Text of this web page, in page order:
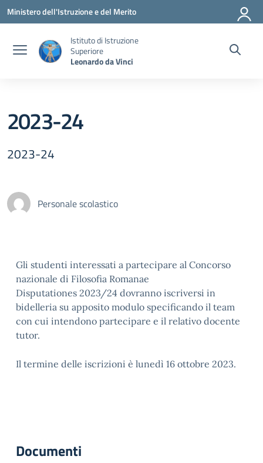
Vai ai contenuti
Vai al menu di navigazione
Vai al footer
Ministero dell'Istruzione e del Merito
Istituto di Istruzione
Superiore
Leonardo da Vinci
2023-24
2023-24
Personale scolastico
Gli studenti interessati a partecipare al Concorso
nazionale di Filosofia Romanae
Disputationes 2023/24 dovranno iscriversi in
bidelleria su apposito modulo specificando il team
con cui intendono partecipare e il relativo docente
tutor.
Il termine delle iscrizioni è lunedì 16 ottobre 2023.
Documenti